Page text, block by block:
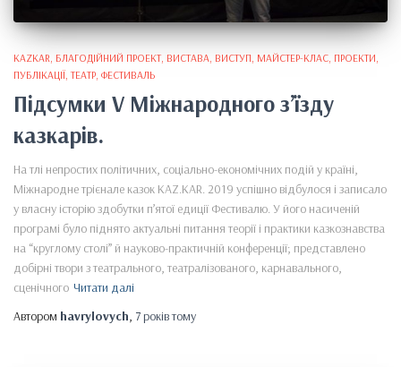
KAZKAR БЛАГОДІЙНИЙ ПРОЕКТ ВИСТАВА ВИСТУП МАЙСТЕР-КЛАС ПРОЕКТИ
ПУБЛІКАЦІЇ ТЕАТР ФЕСТИВАЛЬ
Підсумки V Міжнародного з’їзду
казкарів.
На тлі непростих політичних, соціально-економічних подій у країні,
Міжнародне трієнале казок KAZ.KAR. 2019 успішно відбулося і записало
у власну історію здобутки п’ятої едиції Фестивалю. У його насиченій
програмі було піднято актуальні питання теорії і практики казкознавства
на “круглому столі” й науково-практичній конференції; представлено
добірні твори з театрального, театралізованого, карнавального,
сценічного Читати далі
Автором havrylovych, 7 роківтому